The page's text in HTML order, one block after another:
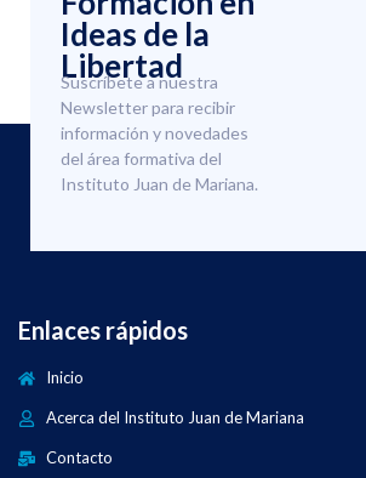
Ideas de la
Libertad
Suscríbete a nuestra
Newsletter para recibir
información y novedades
del área formativa del
Instituto Juan de Mariana.
Enlaces rápidos
Inicio
Acerca del Instituto Juan de Mariana
Contacto